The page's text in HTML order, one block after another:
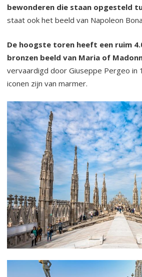
bewonderen die staan opgesteld
staat ook het beeld van Napoleon
De hoogste toren heeft een ruim
bronzen beeld van Maria of
vervaardigd door Giuseppe Pergeo in
iconen zijn van marmer.